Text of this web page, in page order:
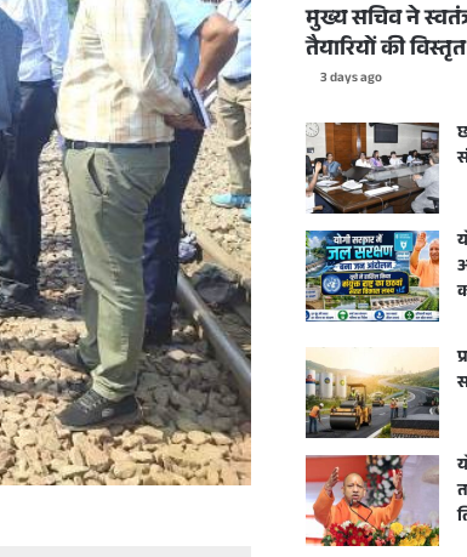
मुख्य सचिव ने
तैयारियों की
3 days ago